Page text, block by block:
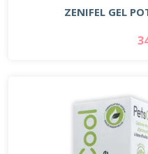
ZENIFEL GEL